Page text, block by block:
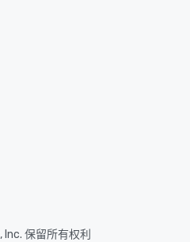
保留所有权利